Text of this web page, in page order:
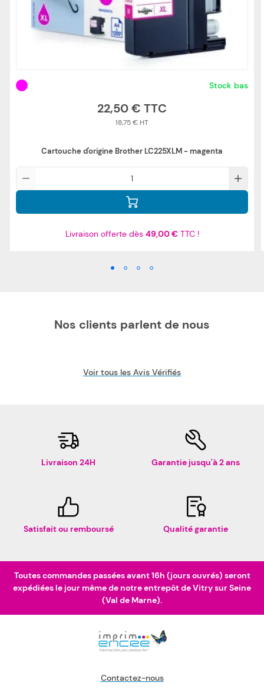
Stock bas
22,50 €
18,75 €
Cartouche d'origine Brother LC225XLM - magenta
Livraison offerte dès 49,00 €TTC !
Nos clients parlent de nous
Voir tous les Avis Vérifiés
Livraison 24H Garantie jusqu'à 2 ans
Satisfait ou remboursé Qualité garantie
Toutes commandes passées avant 16h (jours ouvrés) seront
expédiées le jour même de notre entrepôt de Vitry sur Seine
(Val de Marne).
Contactez-nous